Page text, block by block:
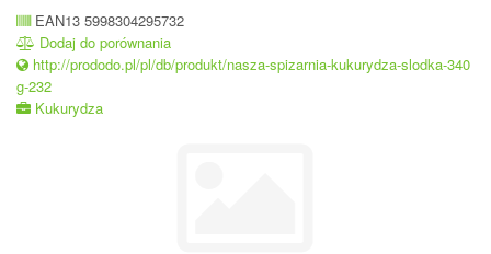
EAN13 5998304295732
Dodaj do porównania
http://prododo.pl/pl/db/produkt/nasza-spizarnia-kukurydza-slodka-340
g-232
Kukurydza